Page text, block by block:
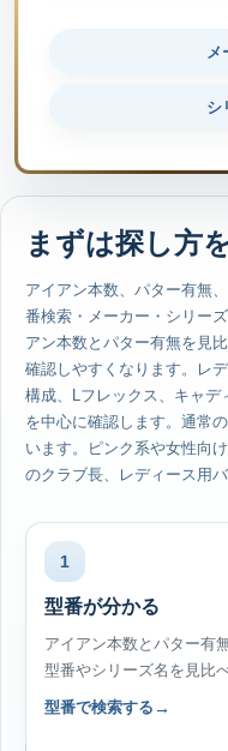
メ
シ
まずは探し方
アイアン本数、パター有無
番検索・メーカー・シリー
アン本数とパター有無を見
確認しやすくなります。レ
構成、Lフレックス、キャデ
を中心に確認します。通常
います。ピンク系や女性向
のクラブ長、レディース用
1
型番が分かる
アイアン本数とパター有
型番やシリーズ名を見比
型番で検索する